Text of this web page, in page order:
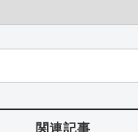
関連記事